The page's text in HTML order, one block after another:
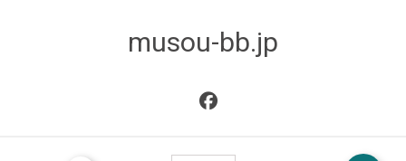
musou-bb.jp